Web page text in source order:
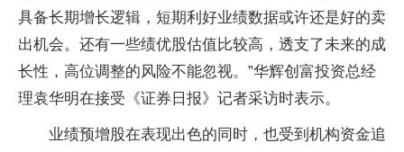
具备长期增长逻辑，短期利好业绩数据或许还是好的卖
出机会。还有一些绩优股估值比较高，透支了未来的成
长性，高位调整的风险不能忽视。”华辉创富投资总经
理袁华明在接受《证券日报》记者采访时表示。
业绩预增股在表现出色的同时，也受到机构资金追